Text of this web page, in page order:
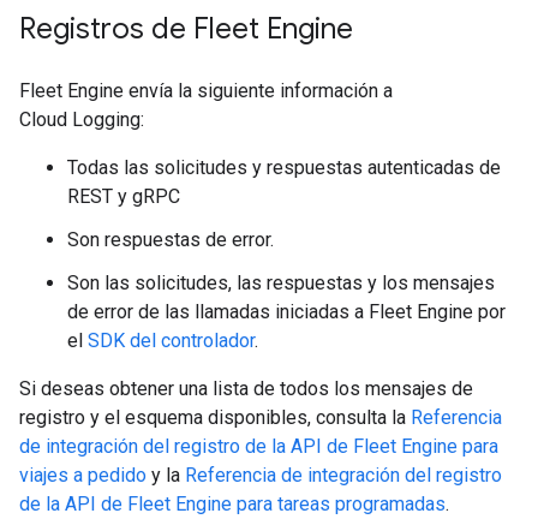
Registros de Fleet Engine
Fleet Engine envía la siguiente información a
Cloud Logging:
Todas las solicitudes y respuestas autenticadas de
REST y gRPC
Son respuestas de error.
Son las solicitudes, las respuestas y los mensajes
de error de las llamadas iniciadas a Fleet Engine por
el SDK del controlador.
Si deseas obtener una lista de todos los mensajes de
registro y el esquema disponibles, consulta la Referencia
de integración del registro de la API de Fleet Engine para
viajes a pedido y la Referencia de integración del registro
de la API de Fleet Engine para tareas programadas.